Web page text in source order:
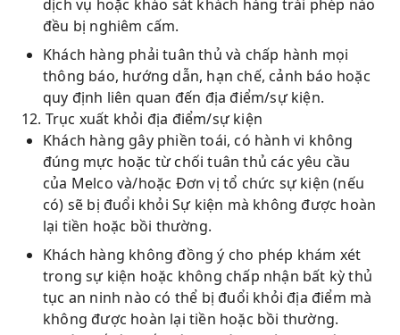
dịch vụ hoặc khảo sát khách hàng trái phép nào
đều bị nghiêm cấm.
Khách hàng phải tuân thủ và chấp hành mọi
thông báo, hướng dẫn, hạn chế, cảnh báo hoặc
quy định liên quan đến địa điểm/sự kiện.
12. Trục xuất khỏi địa điểm/sự kiện
Khách hàng gây phiền toái, có hành vi không
đúng mực hoặc từ chối tuân thủ các yêu cầu
của Melco và/hoặc Đơn vị tổ chức sự kiện (nếu
có) sẽ bị đuổi khỏi Sự kiện mà không được hoàn
lại tiền hoặc bồi thường.
Khách hàng không đồng ý cho phép khám xét
trong sự kiện hoặc không chấp nhận bất kỳ thủ
tục an ninh nào có thể bị đuổi khỏi địa điểm mà
không được hoàn lại tiền hoặc bồi thường.